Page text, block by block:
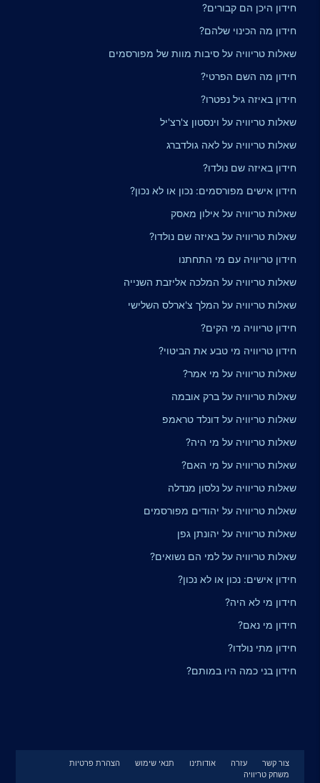
חידון היכן הם קבורים?
חידון מה הכינוי שלהם?
שאלות טריוויה על סיבות מוות של מפורסמים
חידון מה השם הפרטי?
חידון באיזה גיל נפטרו?
שאלות טריוויה על וינסטון צ'רצ'יל
שאלות טריוויה על לאה גולדברג
חידון באיזה שם נולדו?
חידון אישים מפורסמים: נכון או לא נכון?
שאלות טריוויה על אילון מאסק
שאלות טריוויה על באיזה שם נולדו?
חידון טריוויה עם מי התחתנו
שאלות טריוויה על המלכה אליזבת השנייה
שאלות טריוויה על המלך צ'ארלס השלישי
חידון טריוויה מי הקים?
חידון טריוויה מי טבע את הביטוי?
שאלות טריוויה על מי אמר?
שאלות טריוויה על ברק אובמה
שאלות טריוויה על דונלד טראמפ
שאלות טריוויה על מי היה?
שאלות טריוויה על מי האם?
שאלות טריוויה על נלסון מנדלה
שאלות טריוויה על יהודים מפורסמים
שאלות טריוויה על יהונתן גפן
שאלות טריוויה על למי הם נשואים?
חידון אישים: נכון או לא נכון?
חידון מי לא היה?
חידון מי נאם?
חידון מתי נולדו?
חידון בני כמה היו במותם?
צור קשר עזרה אודותינו תנאי שימוש
הצהרת פרטיות
משחק טריוויה